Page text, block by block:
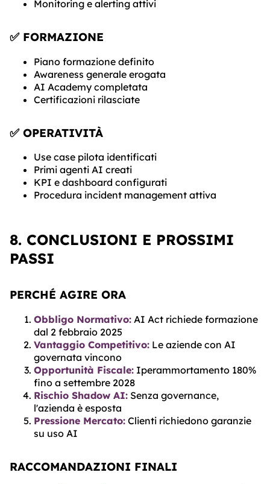
Monitoring e alerting attivi
✅ FORMAZIONE
Piano formazione definito
Awareness generale erogata
AI Academy completata
Certificazioni rilasciate
✅ OPERATIVITÀ
Use case pilota identificati
Primi agenti AI creati
KPI e dashboard configurati
Procedura incident management attiva
8. CONCLUSIONI E PROSSIMI
PASSI
PERCHÉ AGIRE ORA
Obbligo Normativo: AI Act richiede formazione
dal 2 febbraio 2025
Vantaggio Competitivo: Le aziende con AI
governata vincono
Opportunità Fiscale: Iperammortamento 180%
fino a settembre 2028
Rischio Shadow AI: Senza governance,
l'azienda è esposta
Pressione Mercato: Clienti richiedono garanzie
su uso AI
RACCOMANDAZIONI FINALI